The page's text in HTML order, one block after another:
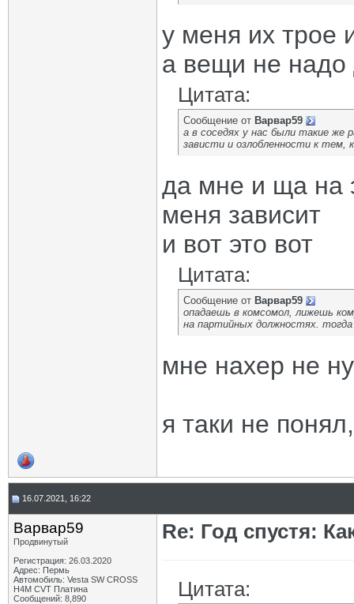
у меня их трое
а вещи не надо
Цитата:
Сообщение от Варвар59
а в соседях у нас были такие же
зависти и озлобленности к тем,
да мне и ща на
меня зависит
и вот это вот
Цитата:
Сообщение от Варвар59
опадаешь в комсомол, лижешь
на партийных должностях.
мне нахер не
я таки не
16.07.2021, 16:22
Варвар59
Продвинутый
Регистрация: 26.03.2020
Адрес: Пермь
Автомобиль: Vesta SW CROSS
H4M CVT Платина
Сообщений: 8,890
Re: Год спустя:
Цитата: